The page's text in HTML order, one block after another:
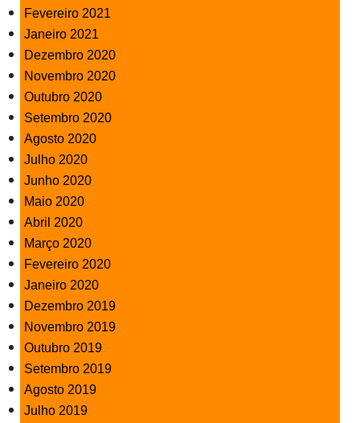
Fevereiro 2021
Janeiro 2021
Dezembro 2020
Novembro 2020
Outubro 2020
Setembro 2020
Agosto 2020
Julho 2020
Junho 2020
Maio 2020
Abril 2020
Março 2020
Fevereiro 2020
Janeiro 2020
Dezembro 2019
Novembro 2019
Outubro 2019
Setembro 2019
Agosto 2019
Julho 2019